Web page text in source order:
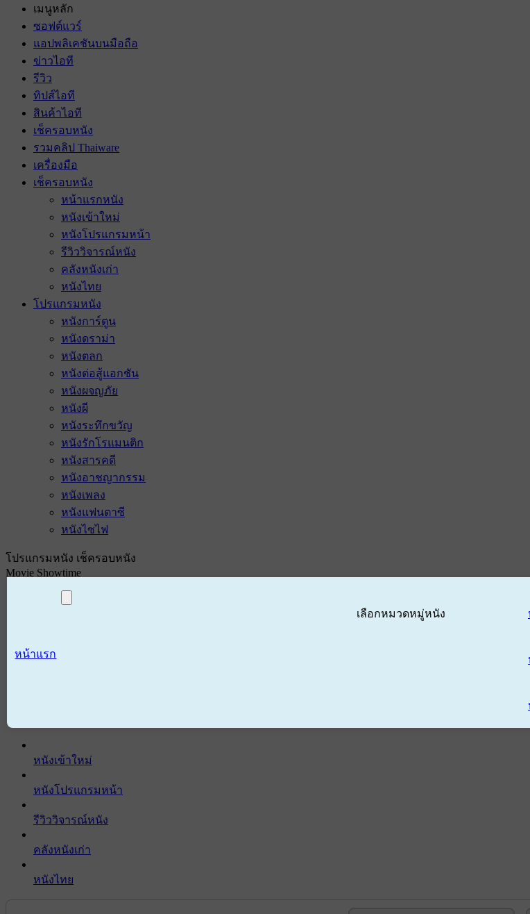
เมนูหลัก
ซอฟต์แวร์
แอปพลิเคชันบนมือถือ
ข่าวไอที
รีวิว
ทิปส์ไอที
สินค้าไอที
เช็ครอบหนัง
รวมคลิป Thaiware
เครื่องมือ
เช็ครอบหนัง
หน้าแรกหนัง
หนังเข้าใหม่
หนังโปรแกรมหน้า
รีวิววิจารณ์หนัง
คลังหนังเก่า
หนังไทย
โปรแกรมหนัง
หนังการ์ตูน
หนังดราม่า
หนังตลก
หนังต่อสู้แอกชัน
หนังผจญภัย
หนังผี
หนังระทึกขวัญ
หนังรักโรแมนติก
หนังสารคดี
หนังอาชญากรรม
หนังเพลง
หนังแฟนตาซี
หนังไซไฟ
โปรแกรมหนัง เช็ครอบหนัง
Movie Showtime
หน้าแรก
เลือกหมวดหมู่หนัง
หนังเข้าใหม่
หนังโปรแกรมหน้า
รีวิววิจารณ์หนัง
คลังหนังเก่า
หนังไทย